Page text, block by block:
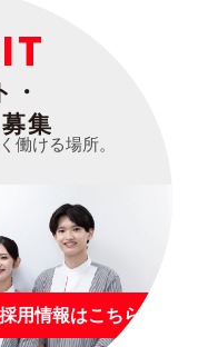
・
集
働ける場所。
採用情報はこちら